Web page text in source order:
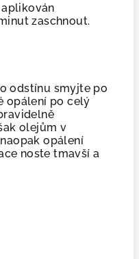
zaschnout.
odstínu smyjte po
opálení po celý
olejům v
opálení
noste tmavší a